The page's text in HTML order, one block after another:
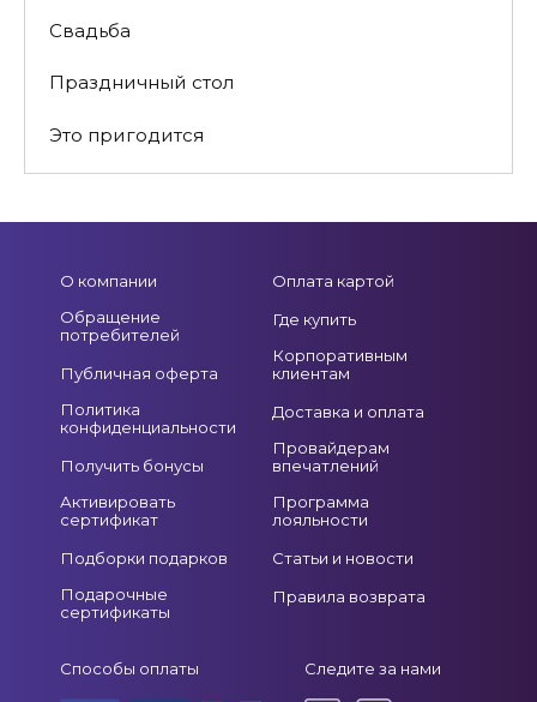
Свадьба
Праздничный стол
Это пригодится
О компании
Обращение
потребителей
Публичная оферта
Политика
конфиденциальности
Получить бонусы
Активировать
сертификат
Подборки подарков
Подарочные
сертификаты
Оплата картой
Где купить
Корпоративным
клиентам
Доставка и оплата
Провайдерам
впечатлений
Программа
лояльности
Статьи и новости
Правила возврата
Способы оплаты Следите за нами